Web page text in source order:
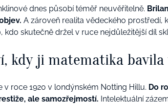
dnes působí téměř neuvěřitelně.
A zároveň realita vědeckého prostředí,
kdo skutečně držel v ruce nejdůležitější díl
kdy ji matematika bavila
v roce 1920 v londýnském Notting Hillu. Do
ale samozřejmostí. Intelektuální